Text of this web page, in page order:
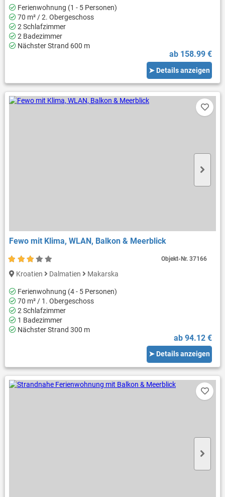
Ferienwohnung (1 - 5 Personen)
70 m² / 2. Obergeschoss
2 Schlafzimmer
2 Badezimmer
Nächster Strand 600 m
ab 158.99 €
➤ Details anzeigen
Fewo mit Klima, WLAN, Balkon & Meerblick
Kroatien Dalmatien Makarska
Ferienwohnung (4 - 5 Personen)
70 m² / 1. Obergeschoss
2 Schlafzimmer
1 Badezimmer
Nächster Strand 300 m
ab 94.12 €
➤ Details anzeigen
Objekt-Nr.37166